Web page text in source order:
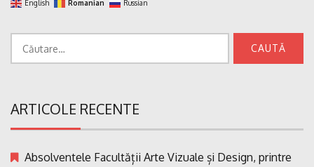
English Romanian Russian
ARTICOLE RECENTE
Absolventele Facultății Arte Vizuale și Design, printre